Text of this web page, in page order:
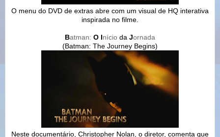
O menu do DVD de extras abre com um visual de HQ interativa
inspirada no filme.
Batman: O Início da Jornada
(Batman: The Journey Begins)
Neste documentário, Christopher Nolan, o diretor, comenta que